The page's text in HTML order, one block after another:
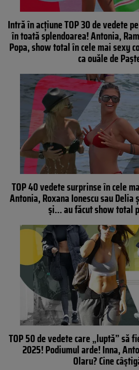
Intră în acţiune TOP 30 de vedete
în toată splendoarea! Antonia,
Popa, show total în cele mai sexy
ca ouăle de
TOP 40 vedete surprinse în cele
Antonia, Roxana Ionescu sau
şi… au făcut show total
TOP 50 de vedete care „luptă” să
2025! Podiumul arde! Inna,
Olaru? Cine